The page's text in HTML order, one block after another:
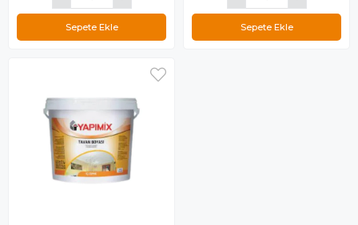
Sepete Ekle Sepete Ekle